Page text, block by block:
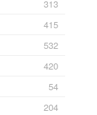
313
415
532
420
54
204